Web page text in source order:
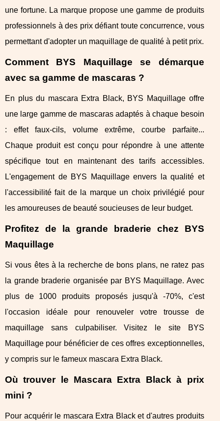
une fortune. La marque propose une gamme de produits
professionnels à des prix défiant toute concurrence, vous
permettant d'adopter un maquillage de qualité à petit prix.
Comment BYS Maquillage se démarque
avec sa gamme de mascaras ?
En plus du mascara Extra Black, BYS Maquillage offre
une large gamme de mascaras adaptés à chaque besoin
: effet faux-cils, volume extrême, courbe parfaite...
Chaque produit est conçu pour répondre à une attente
spécifique tout en maintenant des tarifs accessibles.
L'engagement de BYS Maquillage envers la qualité et
l'accessibilité fait de la marque un choix privilégié pour
les amoureuses de beauté soucieuses de leur budget.
Profitez de la grande braderie chez BYS
Maquillage
Si vous êtes à la recherche de bons plans, ne ratez pas
la grande braderie organisée par BYS Maquillage. Avec
plus de 1000 produits proposés jusqu'à -70%, c'est
l'occasion idéale pour renouveler votre trousse de
maquillage sans culpabiliser. Visitez le site BYS
Maquillage pour bénéficier de ces offres exceptionnelles,
y compris sur le fameux mascara Extra Black.
Où trouver le Mascara Extra Black à prix
mini ?
Pour acquérir le mascara Extra Black et d'autres produits